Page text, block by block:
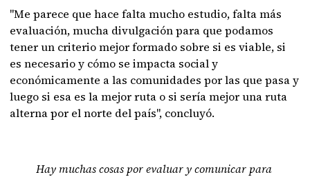
"Me parece que hace falta mucho estudio, falta más
evaluación, mucha divulgación para que podamos
tener un criterio mejor formado sobre si es viable, si
es necesario y cómo se impacta social y
económicamente a las comunidades por las que pasa y
luego si esa es la mejor ruta o si sería mejor una ruta
alterna por el norte del país", concluyó.
Hay muchas cosas por evaluar y comunicar para